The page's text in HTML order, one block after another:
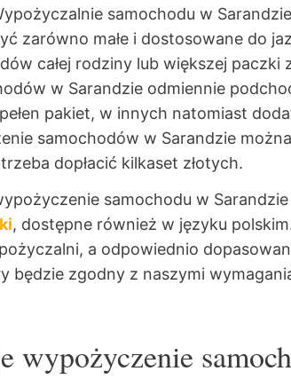
samochodu w
zarówno małe i dostosowane do
całej rodziny lub większej
w Sarandzie odmiennie
pakiet, w innych natomiast
samochodów w Sarandzie
dopłacić kilkaset złotych.
samochodu w
, dostępne również w języku
a odpowiednio
będzie zgodny z naszymi
wypożyczenie